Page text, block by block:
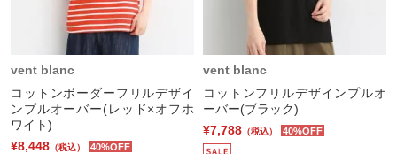
vent blanc
コットンボーダーフリルデザイ
ンプルオーバー(レッド×オフホ
ワイト)
¥8,448 （税込） 40%OFF
vent blanc
コットンフリルデザインプルオ
ーバー(ブラック)
¥7,788 （税込） 40%OFF